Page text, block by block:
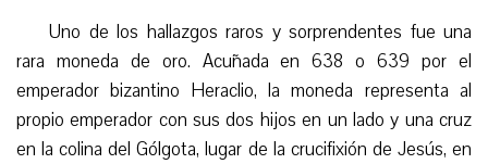
Uno de los hallazgos raros y sorprendentes fue una
rara moneda de oro. Acuñada en 638 o 639 por el
emperador bizantino Heraclio, la moneda representa al
propioemperador con sus dos hijos en un lado y una cruz
en la colina del Gólgota, lugar de la crucifixión de Jesús, en